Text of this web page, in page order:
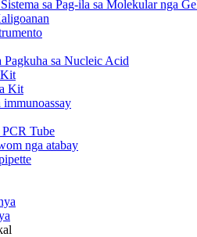
sa Pag-ila sa Molekular nga
Pagkuha sa Nucleic Acid
Kit
immunoassay
Tube
nga atabay